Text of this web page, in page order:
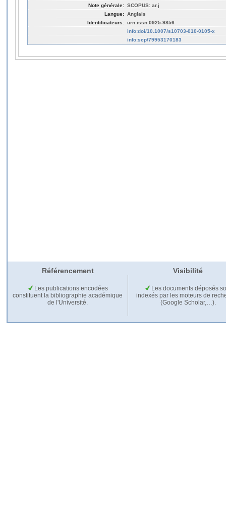
Note générale: SCOPUS: ar.j
Langue: Anglais
Identificateurs: urn:issn:0925-9856
info:doi/10.1007/s10703-010-0105-x
info:scp/79953170183
Référencement Visibilité
Les publications encodées
constituent la bibliographie académique
de l'Université.
Les documents déposés
indexés par les moteurs de
(Google Scholar,…).